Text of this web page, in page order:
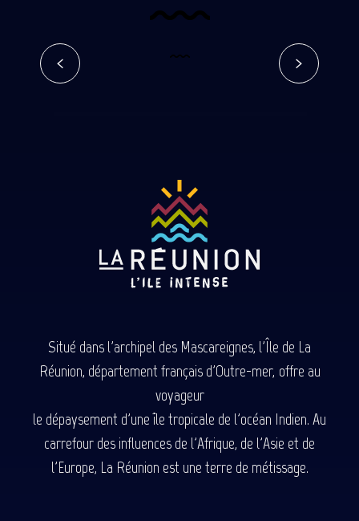
Canalisation des orangers –
Situé dans l'archipel des Mascareignes, l'Île de La
Réunion, département français d'Outre-mer, offre au
voyageur
le dépaysement d'une île tropicale de l'océan Indien. Au
carrefour des influences de l'Afrique, de l'Asie et de
l'Europe, La Réunion est une terre de métissage.